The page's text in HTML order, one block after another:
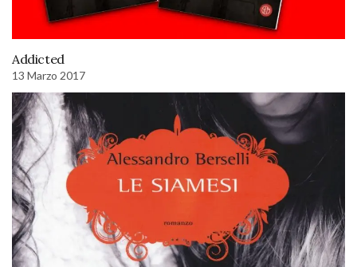
Addicted
13 Marzo 2017